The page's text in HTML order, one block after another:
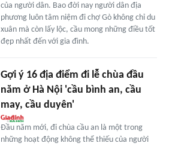
của người dân. Bao đời nay người dân địa
phương luôn tâm niệm đi chợ Gò không chỉ du
xuân mà còn lấy lộc, cầu mong những điều tốt
đẹp nhất đến với gia đình.
Gợi ý 16 địa điểm đi lễ chùa đầu
năm ở Hà Nội 'cầu bình an, cầu
may, cầu duyên'
Đầu năm mới, đi chùa cầu an là một trong
những hoạt động không thể thiếu của người